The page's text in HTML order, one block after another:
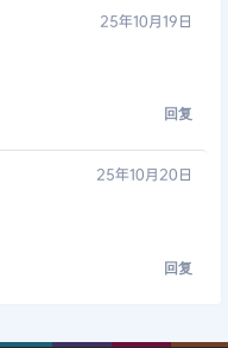
25年10月19日
回复
25年10月20日
回复